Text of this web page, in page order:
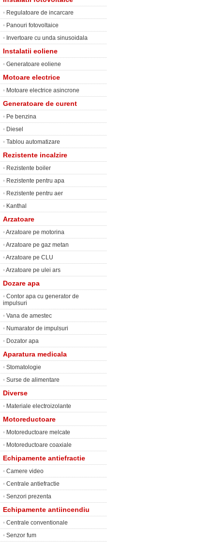
• Regulatoare de incarcare
• Panouri fotovoltaice
• Invertoare cu unda sinusoidala
Instalatii eoliene
• Generatoare eoliene
Motoare electrice
• Motoare electrice asincrone
Generatoare de curent
• Pe benzina
• Diesel
• Tablou automatizare
Rezistente incalzire
• Rezistente boiler
• Rezistente pentru apa
• Rezistente pentru aer
• Kanthal
Arzatoare
•Arzatoare pe motorina
•Arzatoare pe gaz metan
•Arzatoare pe CLU
•Arzatoare pe ulei ars
Dozare apa
• Contor apa cu generator de
impulsuri
• Vana de amestec
• Numarator de impulsuri
• Dozator apa
Aparatura medicala
• Stomatologie
• Surse de alimentare
Diverse
• Materiale electroizolante
Motoreductoare
• Motoreductoare melcate
• Motoreductoare coaxiale
Echipamente antiefractie
• Camere video
• Centrale antiefractie
• Senzori prezenta
Echipamente antiincendiu
• Centrale conventionale
• Senzor fum